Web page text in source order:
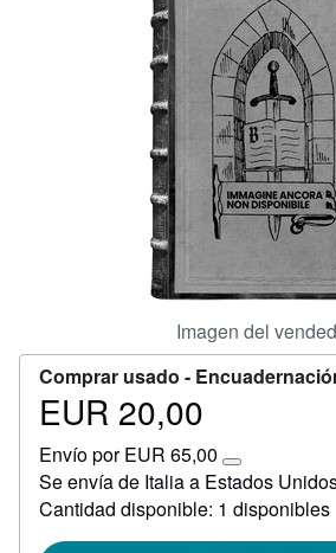
Arte y coleccionismo
Comenzar a vender
CERRAR
Imagen del
Comprar usado -
Precio
20,00
EUR 20,00
Envío por EUR 65,00
Más
información
sobre
tarifas
Se envía de Italia a Estados
Cantidad disponible: 1 disponibles